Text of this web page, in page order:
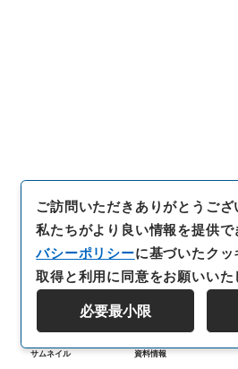
サムネイル 資料情報
ご訪問いただきありがとうござ
私たちがより良い情報を提供で
バシーポリシーに基づいたク
取得と利用に同意をお願いいた
必要最小限